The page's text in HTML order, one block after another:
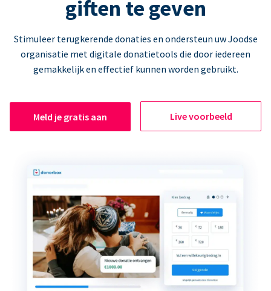
giften te geven
Stimuleer terugkerende donaties en ondersteun uw Joodse
organisatie met digitale donatietools die door iedereen
gemakkelijk en effectief kunnen worden gebruikt.
Meld je gratis aan Live voorbeeld